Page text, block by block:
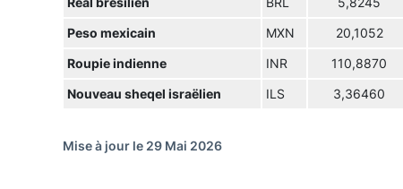
Peso mexicain MXN 20,1052
Roupie indienne INR 110,8870
Nouveau sheqel israëlien ILS 3,36460
Mise à jour le 29 Mai 2026